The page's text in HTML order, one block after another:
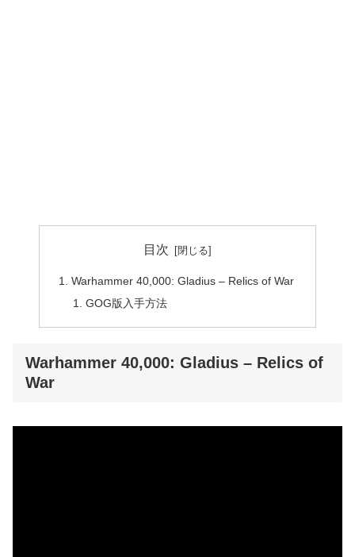
目次
Warhammer 40,000: Gladius – Relics of War
GOG版入手方法
Warhammer 40,000: Gladius – Relics of
War